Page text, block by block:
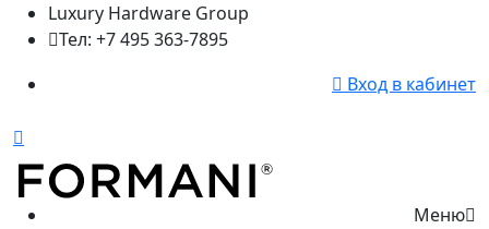
Luxury Hardware Group
Тел: +7 495 363-7895
Вход в кабинет
Меню